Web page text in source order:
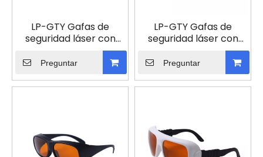
LP-GTY Gafas de
seguridad láser con
Preguntar
LP-GTY Gafas de
seguridad láser con
Preguntar